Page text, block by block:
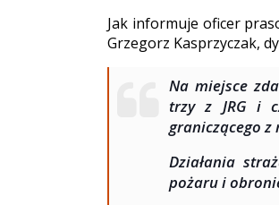
Jak informuje oficer
Grzegorz Kasprzyczak,
Na miejsce
trzy z JRG i
graniczącego
Działania
pożaru i